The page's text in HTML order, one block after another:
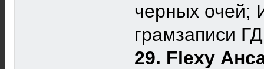
черных очей;
грамзаписи
29. Flexy